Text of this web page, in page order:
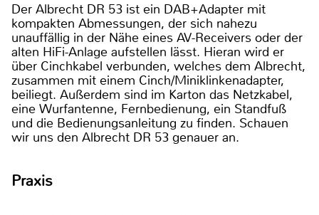
Der Albrecht DR 53 ist ein DAB+Adapter mit
kompakten Abmessungen, der sich nahezu
unauffällig in der Nähe eines AV-Receivers oder der
alten HiFi-Anlage aufstellen lässt. Hieran wird er
über Cinchkabel verbunden, welches dem Albrecht,
zusammen mit einem Cinch/Miniklinkenadapter,
beiliegt. Außerdem sind im Karton das Netzkabel,
eine Wurfantenne, Fernbedienung, ein Standfuß
und die Bedienungsanleitung zu finden. Schauen
wir uns den Albrecht DR 53 genauer an.
Praxis